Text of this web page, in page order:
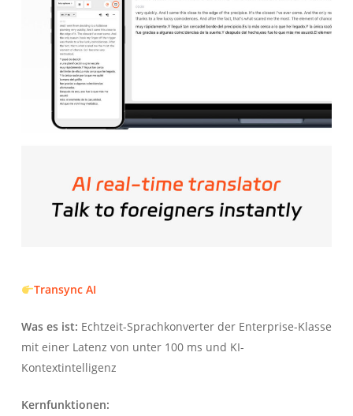
Transync AI
Was es ist: Echtzeit-Sprachkonverter der Enterprise-Klasse
mit einer Latenz von unter 100 ms und KI-
Kontextintelligenz
Kernfunktionen: